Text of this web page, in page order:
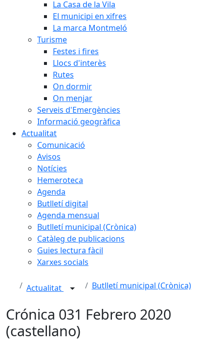
La Casa de la Vila
El municipi en xifres
La marca Montmeló
Turisme
Festes i fires
Llocs d'interès
Rutes
On dormir
On menjar
Serveis d'Emergències
Informació geogràfica
Actualitat
Comunicació
Avisos
Notícies
Hemeroteca
Agenda
Butlletí digital
Agenda mensual
Butlletí municipal (Crònica)
Catàleg de publicacions
Guies lectura fàcil
Xarxes socials
Actualitat Butlletí municipal (Crònica)
Crónica 031 Febrero 2020
(castellano)